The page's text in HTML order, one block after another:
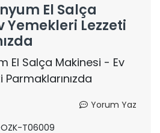
El Salça
Yemekleri Lezzeti
El Salça Makinesi - Ev
Yorum Yaz
T06009